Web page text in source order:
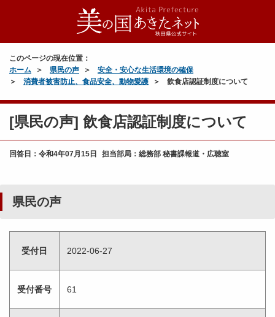
このページの現在位置：
ホーム
県民の声
安全・安心な生活環境の確保
消費者被害防止、食品安全、動物愛護
飲食店認証制度について
[県民の声] 飲食店認証制度について
回答日： 令和4年07月15日 担当部局：総務部 秘書課報道・広聴室
県民の声
受付日 2022-06-27
受付番号 61